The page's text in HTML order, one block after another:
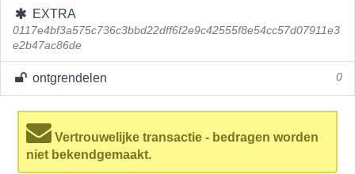
EXTRA
0117e4bf3a575c736c3bbd22dff6f2e9c42555f8e54cc57d07911e3
e2b47ac86de
ontgrendelen 0
Vertrouwelijke transactie - bedragen worden
niet bekendgemaakt.